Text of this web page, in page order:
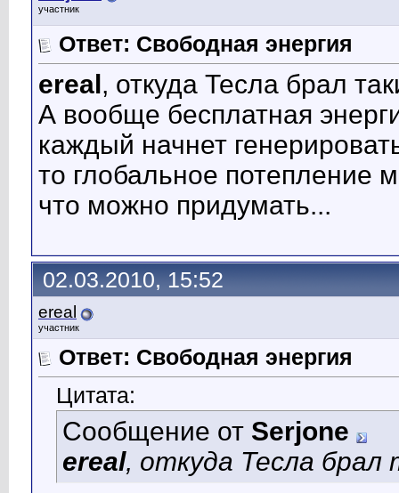
участник
Ответ: Свободная энергия
ereal , откуда Тесла брал
А вообще бесплатная
каждый начнет
то глобальное потепление
что можно придумать...
02.03.2010, 15:52
ereal
участник
Ответ: Свободная энергия
Цитата:
Сообщение от Serjone
ereal, откуда Тесла